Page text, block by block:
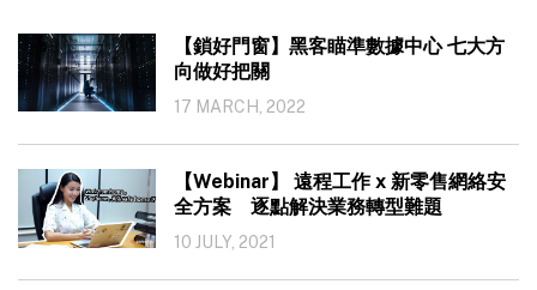
【鎖好門窗】黑客瞄準數據中心 七大方
向做好把關
17 MARCH, 2022
【Webinar】 遠程工作 x 新零售網絡安
全方案 逐點解決業務轉型難題
10 JULY, 2021